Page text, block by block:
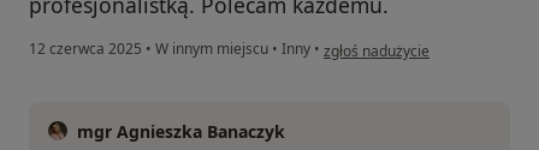
12 czerwca 2025 • W innym miejscu • Inny • w opinii użytkownika Asia
zgłoś nadużycie
mgr Agnieszka Banaczyk